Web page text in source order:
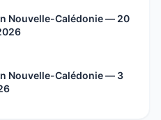
Nouvelle-Calédonie — 20
Nouvelle-Calédonie — 3